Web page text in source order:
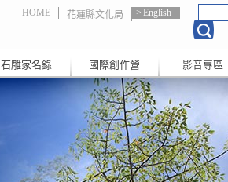
HOME 花蓮縣文化局 English
石雕家名錄 國際創作營 影音專區